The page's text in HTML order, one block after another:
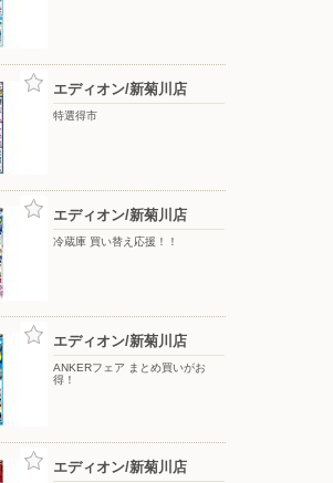
エディオン/新菊川店
特選得市
エディオン/新菊川店
冷蔵庫 買い替え応援！！
エディオン/新菊川店
ANKERフェア まとめ買いがお
得！
エディオン/新菊川店